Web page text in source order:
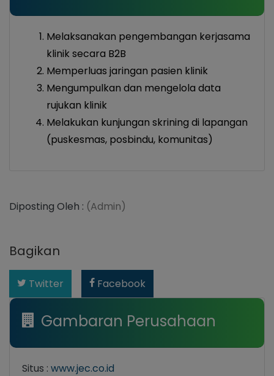
Melaksanakan pengembangan kerjasama
klinik secara B2B
Memperluas jaringan pasien klinik
Mengumpulkan dan mengelola data
rujukan klinik
Melakukan kunjungan skrining di lapangan
(puskesmas, posbindu, komunitas)
Diposting Oleh : (Admin)
Bagikan
Twitter Facebook
Gambaran Perusahaan
Situs : www.jec.co.id